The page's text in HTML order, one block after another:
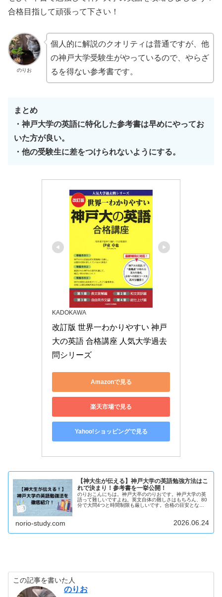
合格目指して頑張って下さい！
のりお
個人的に解説のクオリティは普通ですが、他
の神戸大学受験生がやっているので、やらざ
るを得ない参考書です。
まとめ
・神戸大学の英語に特化した参考書は早めにやってお
いた方が良い。
・他の受験生に差をつけられないようにする。
KADOKAWA
改訂版 世界一わかりやすい 神戸
大の英語 合格講座 人気大学過去
問シリーズ
Amazonで見る
楽天市場で見る
Yahoo!ショッピングで見る
【神大生が伝える】神戸大学の英語勉強方法はこ
れで決まり！参考書を一挙公開！
のりおこんにちは。神戸大卒ののりおです。神戸大学の英
語って難しいですよね。英文自体の難しさはもちろん、80
分で大問4つと時間制限も厳しいです。合格の目安となる6
norio-study.com 2026.06.24
この記事を書いた人
のりお